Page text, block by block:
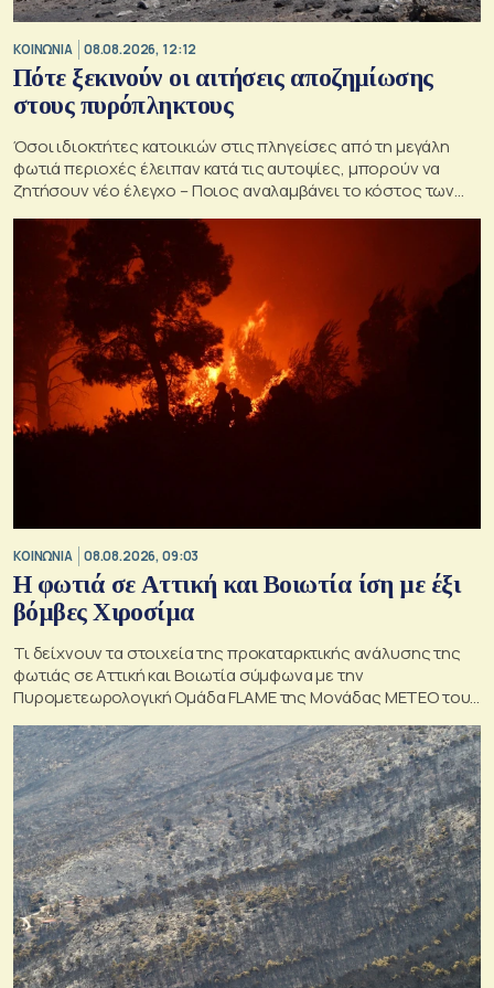
ΚΟΙΝΩΝΙΑ 08.08.2026, 12:12
Πότε ξεκινούν οι αιτήσεις αποζημίωσης
στους πυρόπληκτους
Όσοι ιδιοκτήτες κατοικιών στις πληγείσες από τη μεγάλη
φωτιά περιοχές έλειπαν κατά τις αυτοψίες, μπορούν να
ζητήσουν νέο έλεγχο – Ποιος αναλαμβάνει το κόστος των
ΚΟΙΝΩΝΙΑ 08.08.2026, 09:03
Η φωτιά σε Αττική και Βοιωτία ίση με έξι
βόμβες Χιροσίμα
Τι δείχνουν τα στοιχεία της προκαταρκτικής ανάλυσης της
φωτιάς σε Αττική και Βοιωτία σύμφωνα με την
Πυρομετεωρολογική Ομάδα FLAME της Μονάδας ΜΕΤΕΟ του